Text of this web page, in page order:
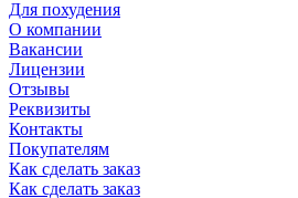
Для похудения
О компании
Вакансии
Лицензии
Отзывы
Реквизиты
Контакты
Покупателям
Как сделать заказ
Как сделать заказ